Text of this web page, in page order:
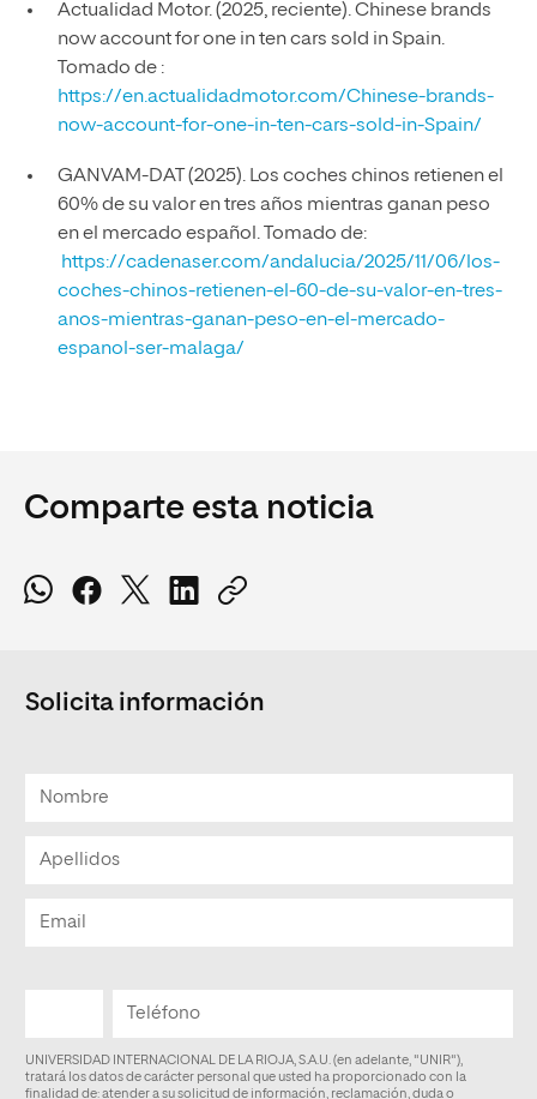
Actualidad Motor. (2025, reciente). Chinese brands
now account for one in ten cars sold in Spain.
Tomado de :
https://en.actualidadmotor.com/Chinese-brands-
now-account-for-one-in-ten-cars-sold-in-Spain/
GANVAM-DAT (2025). Los coches chinos retienen el
60% de su valor en tres años mientras ganan peso
en el mercado español. Tomado de:
https://cadenaser.com/andalucia/2025/11/06/los-
coches-chinos-retienen-el-60-de-su-valor-en-tres-
anos-mientras-ganan-peso-en-el-mercado-
espanol-ser-malaga/
Comparte esta noticia
Solicita información